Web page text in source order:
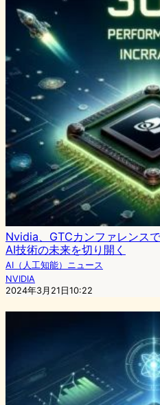
Nvidia、GTCカンファレンス
AI技術の未来を切り開く
AI（人工知能）ニュース
NVIDIA
2024年3月21日10:22